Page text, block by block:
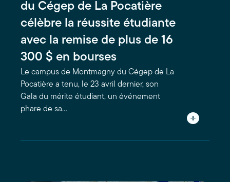
du Cégep de La Pocatière
célèbre la réussite étudiante
avec la remise de plus de 16
300 $ en bourses
Le campus de Montmagny du Cégep de La
Pocatière a tenu, le 23 avril dernier, son
Gala du mérite étudiant, un événement
phare de sa…